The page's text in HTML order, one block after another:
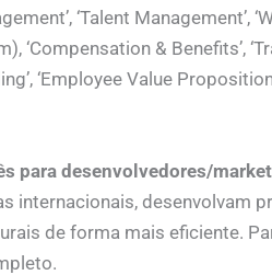
‘Talent Management’,
‘Compensation & Benefits’,
‘Employee Value
para desenvolvedores/
internacionais, desenvolvam
de forma mais eficiente.